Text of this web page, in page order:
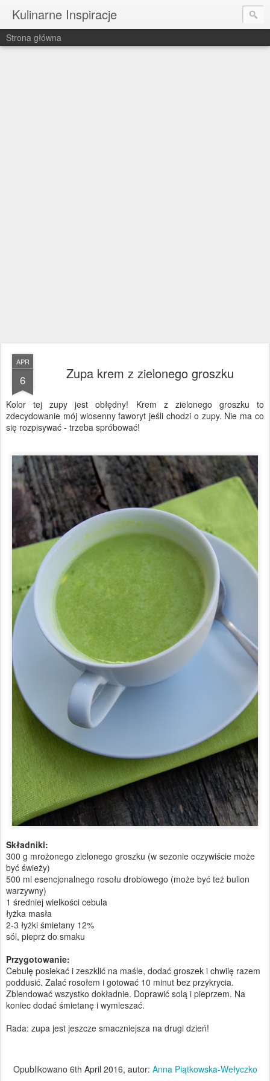
Kulinarne Inspiracje
Strona główna
APR
6 Zupa krem z zielonego groszku
Kolor tej zupy jest obłędny! Krem z zielonego groszku to
zdecydowanie mój wiosenny faworyt jeśli chodzi o zupy. Nie ma co
się rozpisywać - trzeba spróbować!
Składniki:
300 g mrożonego zielonego groszku (w sezonie oczywiście może
być świeży)
500 ml esencjonalnego rosołu drobiowego (może być też bulion
warzywny)
1 średniej wielkości cebula
łyżka masła
2-3 łyżki śmietany 12%
sól, pieprz do smaku
Przygotowanie:
Cebulę posiekać i zeszklić na maśle, dodać groszek i chwilę razem
poddusić. Zalać rosołem i gotować 10 minut bez przykrycia.
Zblendować wszystko dokładnie. Doprawić solą i pieprzem. Na
koniec dodać śmietanę i wymieszać.
Rada: zupa jest jeszcze smaczniejsza na drugi dzień!
Opublikowano 6th April 2016, autor: Anna Piątkowska-Wełyczko